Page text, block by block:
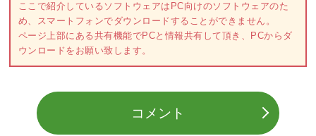
ここで紹介しているソフトウェアはPC向けのソフトウェアのた
め、スマートフォンでダウンロードすることができません。
ページ上部にある共有機能でPCと情報共有して頂き、PCからダ
ウンロードをお願い致します。
コメント